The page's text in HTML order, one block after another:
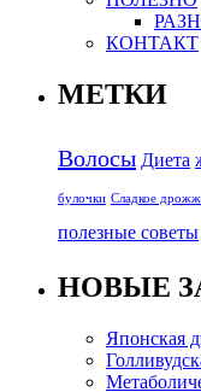
КОНТАКТ
МЕТКИ
Волосы Диета
булочки Сладкое
полезные советы
НОВЫЕ
Японская